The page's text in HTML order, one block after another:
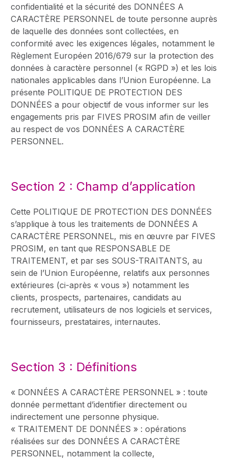
confidentialité et la sécurité des DONNÉES A
CARACTÈRE PERSONNEL de toute personne auprès
de laquelle des données sont collectées, en
conformité avec les exigences légales, notamment le
Règlement Européen 2016/679 sur la protection des
données à caractère personnel (« RGPD ») et les lois
nationales applicables dans l’Union Européenne. La
présente POLITIQUE DE PROTECTION DES
DONNÉES a pour objectif de vous informer sur les
engagements pris par FIVES PROSIM afin de veiller
au respect de vos DONNÉES A CARACTÈRE
PERSONNEL.
Section 2 : Champ d’application
Cette POLITIQUE DE PROTECTION DES DONNÉES
s’applique à tous les traitements de DONNÉES A
CARACTÈRE PERSONNEL, mis en œuvre par FIVES
PROSIM, en tant que RESPONSABLE DE
TRAITEMENT, et par ses SOUS-TRAITANTS, au
sein de l’Union Européenne, relatifs aux personnes
extérieures (ci-après « vous ») notamment les
clients, prospects, partenaires, candidats au
recrutement, utilisateurs de nos logiciels et services,
fournisseurs, prestataires, internautes.
Section 3 : Définitions
« DONNÉES A CARACTÈRE PERSONNEL » : toute
donnée permettant d’identifier directement ou
indirectement une personne physique.
« TRAITEMENT DE DONNÉES » : opérations
réalisées sur des DONNÉES A CARACTÈRE
PERSONNEL, notamment la collecte,